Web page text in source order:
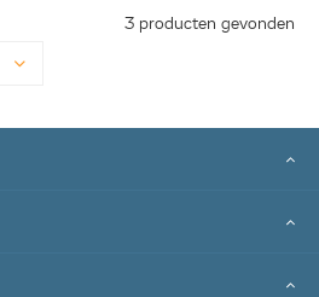
3 producten gevonden